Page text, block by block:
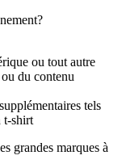
ou tout autre
du contenu
tels
t-shirt
grandes marques à